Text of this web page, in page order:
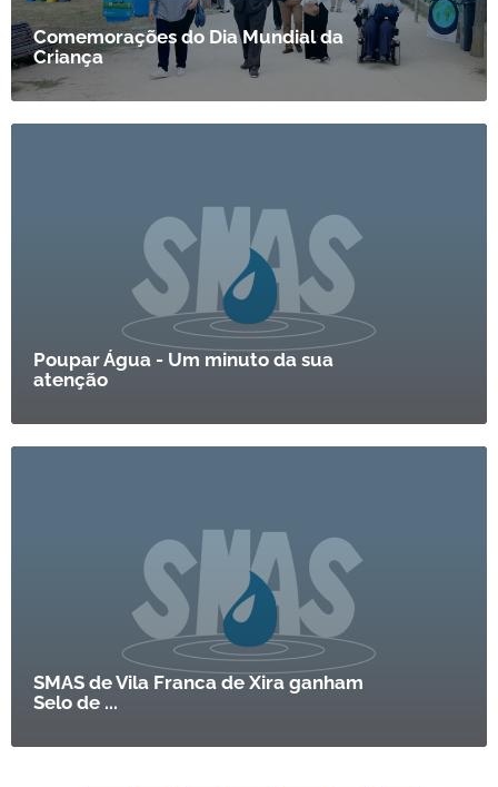
Comemorações do Dia Mundial da
Criança
Poupar Água - Um minuto da sua
atenção
SMAS de Vila Franca de Xira ganham
Selo de ...